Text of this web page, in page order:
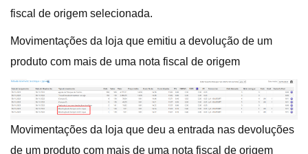
fiscal de origem selecionada.
Movimentações da loja que emitiu a devolução de um
produto com mais de uma nota fiscal de origem
Movimentações da loja que deu a entrada nas devoluções
de um produto com mais de uma nota fiscal de origem